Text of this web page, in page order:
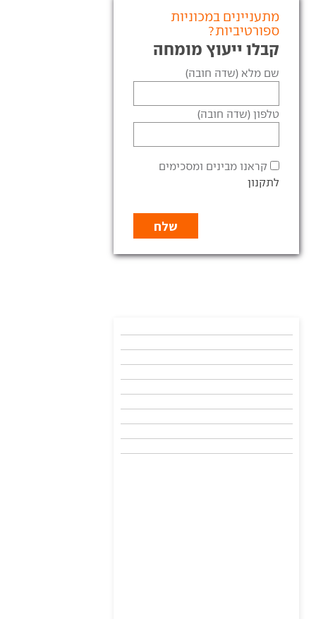
מתעניינים במכוניות
ספורטיביות?
קבלו ייעוץ מומחה
שם מלא (שדה חובה)
טלפון (שדה חובה)
קראנו מבינים ומסכימים
לתקנון